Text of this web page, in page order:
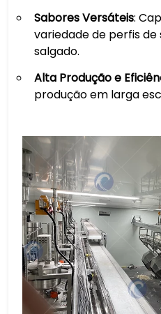
Sabores Versáteis:
variedade de perfis
salgado.
Alta Produção e
produção em larga